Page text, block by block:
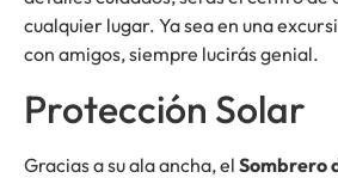
cualquier lugar. Ya sea en una
con amigos, siempre lucirás genial.
Protección Solar
Gracias a su ala ancha, el Sombrero